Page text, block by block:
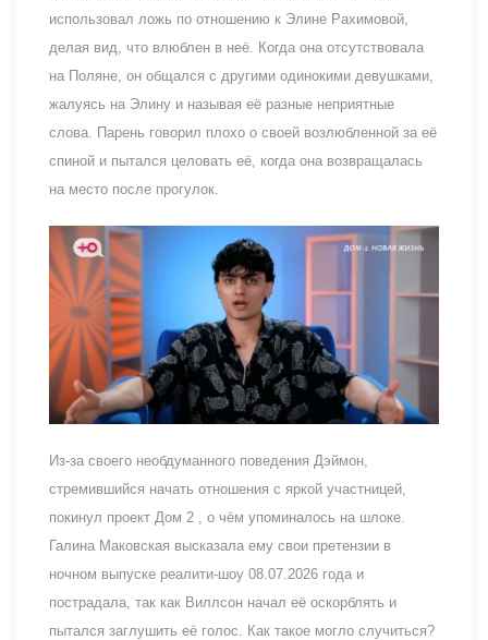
использовал ложь по отношению к Элине Рахимовой,
делая вид, что влюблен в неё. Когда она отсутствовала
на Поляне, он общался с другими одинокими девушками,
жалуясь на Элину и называя её разные неприятные
слова. Парень говорил плохо о своей возлюбленной за её
спиной и пытался целовать её, когда она возвращалась
на место после прогулок.
Из-за своего необдуманного поведения Дэймон,
стремившийся начать отношения с яркой участницей,
покинул проект Дом 2 , о чём упоминалось на шлоке.
Галина Маковская высказала ему свои претензии в
ночном выпуске реалити-шоу 08.07.2026 года и
пострадала, так как Виллсон начал её оскорблять и
пытался заглушить её голос. Как такое могло случиться?